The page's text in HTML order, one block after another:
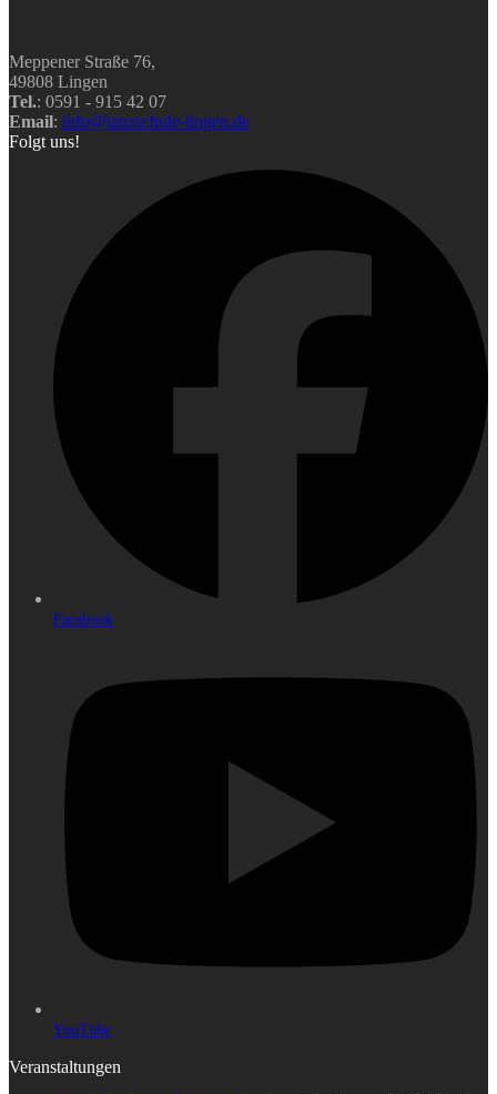
Meppener Straße 76,
49808 Lingen
Tel.: 0591 - 915 42 07
Email: info@tanzschule-lingen.de
Folgt uns!
Facebook
YouTube
Veranstaltungen